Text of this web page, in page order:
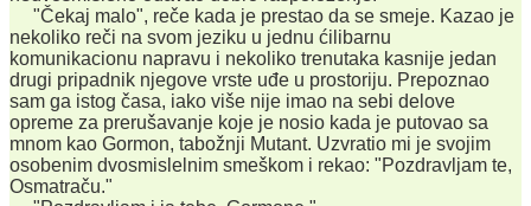
"Čekaj malo", reče kada je prestao da se smeje. Kazao je
nekoliko reči na svom jeziku u jednu ćilibarnu
komunikacionu napravu i nekoliko trenutaka kasnije jedan
drugi pripadnik njegove vrste uđe u prostoriju. Prepoznao
sam ga istog časa, iako više nije imao na sebi delove
opreme za prerušavanje koje je nosio kada je putovao sa
mnom kao Gormon, tabožnji Mutant. Uzvratio mi je svojim
osobenim dvosmislelnim smeškom i rekao: "Pozdravljam te,
Osmatraču."